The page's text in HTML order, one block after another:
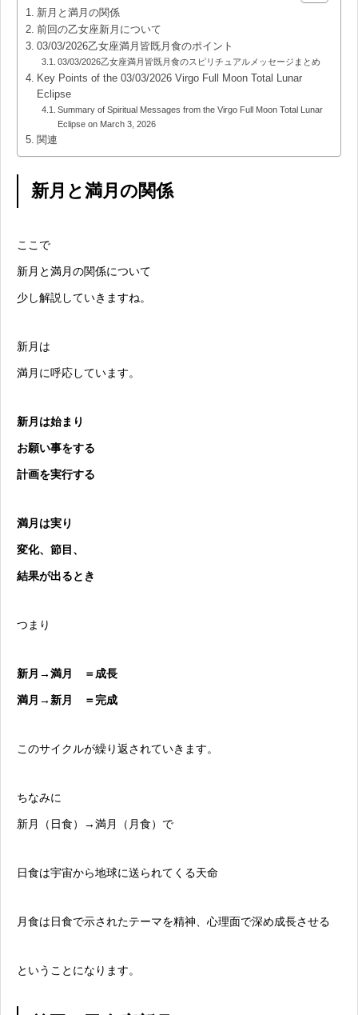
新月と満月の関係
前回の乙女座新月について
03/03/2026乙女座満月皆既月食のポイント
03/03/2026乙女座満月皆既月食のスピリチュアルメッセージまとめ
Key Points of the 03/03/2026 Virgo Full Moon Total Lunar
Eclipse
Summary of Spiritual Messages from the Virgo Full Moon Total Lunar
Eclipse on March 3, 2026
関連
新月と満月の関係
ここで
新月と満月の関係について
少し解説していきますね。
新月は
満月に呼応しています。
新月は始まり
お願い事をする
計画を実行する
満月は実り
変化、節目、
結果が出るとき
つまり
新月→満月 ＝成長
満月→新月 ＝完成
このサイクルが繰り返されていきます。
ちなみに
新月（日食）→満月（月食）で
日食は宇宙から地球に送られてくる天命
月食は日食で示されたテーマを精神、心理面で深め成長させる
ということになります。